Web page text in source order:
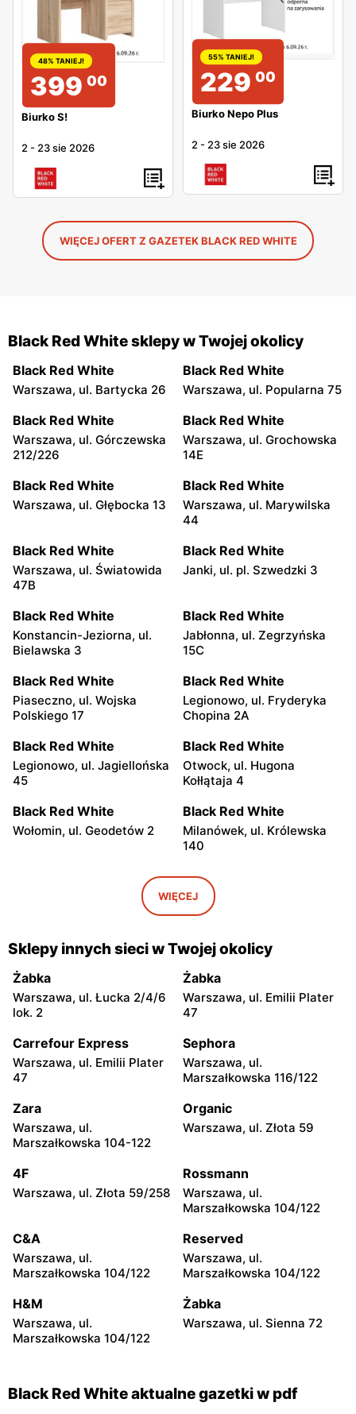
48% TANIEJ!
399 00
Biurko S!
2 - 23 sie 2026
55% TANIEJ!
229 00
Biurko Nepo Plus
2 - 23 sie 2026
WIĘCEJ OFERT Z GAZETEK BLACK RED WHITE
Black Red White sklepy w Twojej okolicy
Black Red White
Warszawa, ul. Bartycka 26
Black Red White
Warszawa, ul. Popularna 75
Black Red White
Warszawa, ul. Górczewska
212/226
Black Red White
Warszawa, ul. Grochowska
14E
Black Red White
Warszawa, ul. Głębocka 13
Black Red White
Warszawa, ul. Marywilska
44
Black Red White
Warszawa, ul. Światowida
47B
Black Red White
Janki, ul. pl. Szwedzki 3
Black Red White
Konstancin-Jeziorna, ul.
Bielawska 3
Black Red White
Jabłonna, ul. Zegrzyńska
15C
Black Red White
Piaseczno, ul. Wojska
Polskiego 17
Black Red White
Legionowo, ul. Fryderyka
Chopina 2A
Black Red White
Legionowo, ul. Jagiellońska
45
Black Red White
Otwock, ul. Hugona
Kołłątaja 4
Black Red White
Wołomin, ul. Geodetów 2
Black Red White
Milanówek, ul. Królewska
140
Grodzisk Mazowiecki, ul.
Gen. Leopolda Okulickiego
Black Red White
Nowy Dwór Mazowiecki, ul.
Mazowiecka 11
Black Red White
Góra Kalwaria, ul. Pijarska
17
Black Red White
Góra Kalwaria, ul. Bp.
Wierzbowskiego 2A
Black Red White
Stojadła, ul. Warszawska
63a
Black Red White
Grójec, ul. Mogielnicka 24
Black Red White
Żyrardów, ul. Moniuszki 5
Black Red White
Wyszków, ul. Pułtuska 63
Black Red White
Warszawska 91
Black Red White
Black Red White
14A
Black Red White
Black Red White Black Red White
Black Red White
Płońsk, ul. Kwiatowa 14 A
Black Red White
WIĘCEJ
Sklepy innych sieci w Twojej okolicy
Żabka
Warszawa, ul. Łucka 2/4/6
lok. 2
Żabka
Warszawa, ul. Emilii Plater
47
Carrefour Express
Warszawa, ul. Emilii Plater
47
Sephora
Warszawa, ul.
Marszałkowska 116/122
Zara
Warszawa, ul.
Marszałkowska 104-122
Organic
Warszawa, ul. Złota 59
4F
Warszawa, ul. Złota 59/258
Rossmann
Warszawa, ul.
Marszałkowska 104/122
C&A
Warszawa, ul.
Marszałkowska 104/122
Reserved
Warszawa, ul.
Marszałkowska 104/122
H&M
Warszawa, ul.
Marszałkowska 104/122
Żabka
Warszawa, ul. Sienna 72
Black Red White aktualne gazetki w pdf